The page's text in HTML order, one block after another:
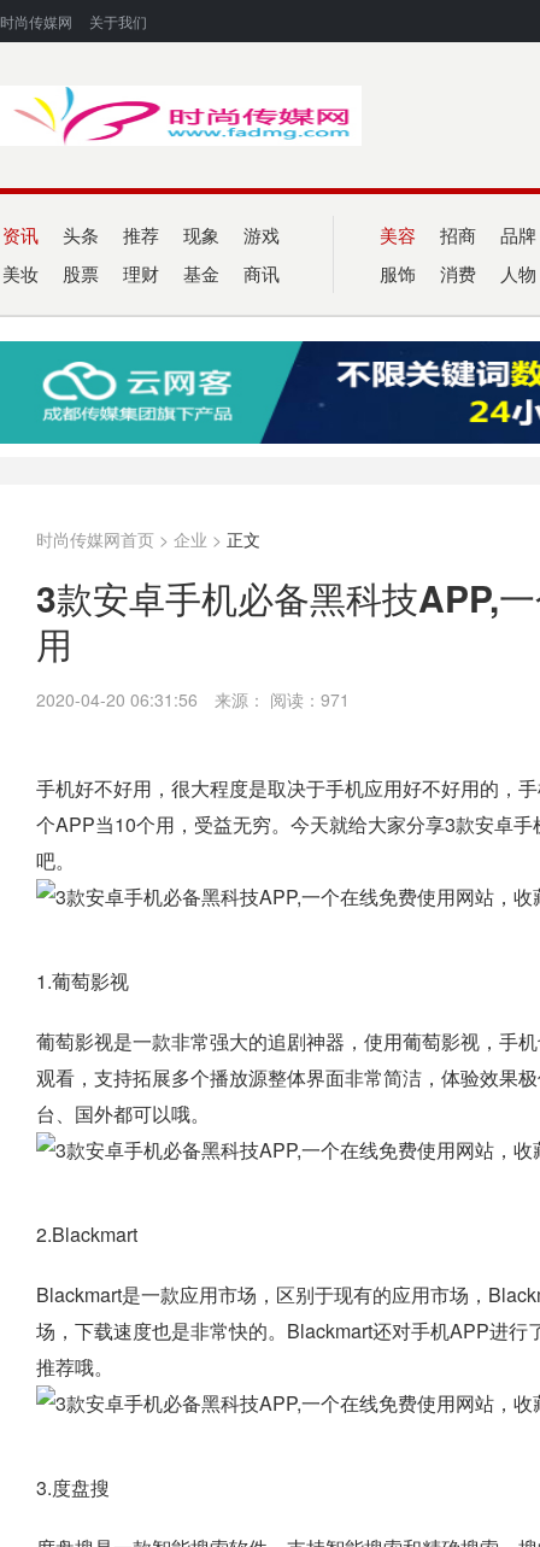
时尚传媒网 关于我们
资讯 头条 推荐 现象 游戏
美妆 股票 理财 基金 商讯
美容 招商 品牌
服饰 消费 人物
时尚传媒网首页 > 企业 > 正文
3款安卓手机必备黑科技APP,
用
2020-04-20 06:31:56 来源： 阅读：971
手机好不好用，很大程度是取决于手机应用好不好用的，
个APP当10个用，受益无穷。今天就给大家分享3款安卓
吧。
1.葡萄影视
葡萄影视是一款非常强大的追剧神器，使用葡萄影视，手
观看，支持拓展多个播放源整体界面非常简洁，体验效果
台、国外都可以哦。
2.Blackmart
Blackmart是一款应用市场，区别于现有的应用市场，
场，下载速度也是非常快的。Blackmart还对手机APP进
推荐哦。
3.度盘搜